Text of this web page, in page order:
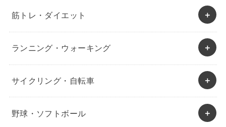
筋トレ・ダイエット
ランニング・ウォーキング
サイクリング・自転車
野球・ソフトボール